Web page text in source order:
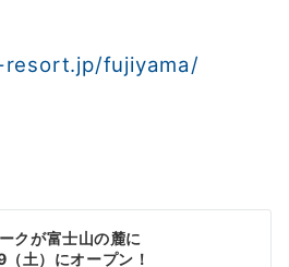
fujiyama/
クが富士山の麓に
土）にオープン！